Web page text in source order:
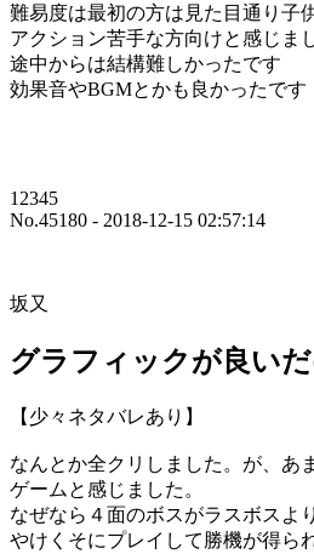
難易度は最初の方は見た目通り子
アクション苦手な方向けと感じま
途中からは結構難しかったです
効果音やBGMとかも良かったです
12345
No.45180 - 2018-12-15 02:57:14
坂又
グラフィックが良い
【少々ネタバレあり】
なんとか全クリしました。が、あ
ゲームと感じました。
なぜなら４面のボスがラスボスよ
やけくそにプレイして勝機が得ら